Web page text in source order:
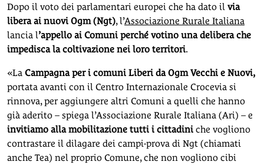
Dopo il voto dei parlamentari europei che ha dato il via
libera ai nuovi Ogm (Ngt), l’Associazione Rurale Italiana
lancia l’appello ai Comuni perché votino una delibera che
impedisca la coltivazione nei loro territori.
«La Campagna per i comuni Liberi da Ogm Vecchi e Nuovi,
portata avanti con il Centro Internazionale Crocevia si
rinnova, per aggiungere altri Comuni a quelli che hanno
già aderito – spiega l’Associazione Rurale Italiana (Ari) – e
invitiamo alla mobilitazione tutti i cittadini che vogliono
contrastare il dilagare dei campi-prova di Ngt (chiamati
anche Tea) nel proprio Comune, che non vogliono cibi